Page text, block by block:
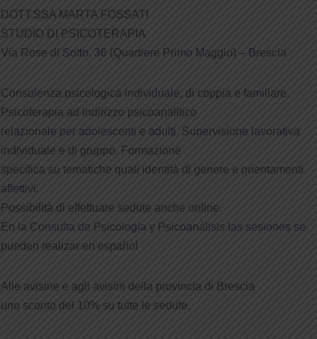
DOTT.SSA MARTA FOSSATI
STUDIO DI PSICOTERAPIA
Via Rose di Sotto, 36 (Quartiere Primo Maggio) – Brescia
Consulenza psicologica individuale, di coppia e familiare.
Psicoterapia ad indirizzo psicoanalitico
relazionale per adolescenti e adulti. Supervisione lavorativa
individuale e di gruppo. Formazione
specifica su tematiche quali identità di genere e orientamenti
affettivi.
Possibilità di effettuare sedute anche online.
En la Consulta de Psicología y Psicoanálisis las sesiones se
pueden realizar en español
Alle avisine e agli avisini della provincia di Brescia
uno sconto del 10% su tutte le sedute.